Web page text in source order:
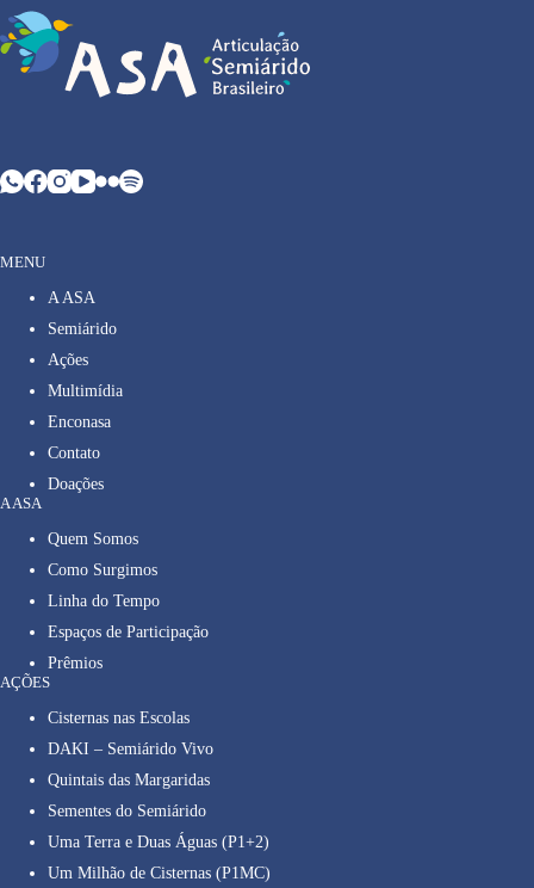
MENU
A ASA
Semiárido
Ações
Multimídia
Enconasa
Contato
Doações
A ASA
Quem Somos
Como Surgimos
Linha do Tempo
Espaços de Participação
Prêmios
AÇÕES
Cisternas nas Escolas
DAKI – Semiárido Vivo
Quintais das Margaridas
Sementes do Semiárido
Uma Terra e Duas Águas (P1+2)
Um Milhão de Cisternas (P1MC)